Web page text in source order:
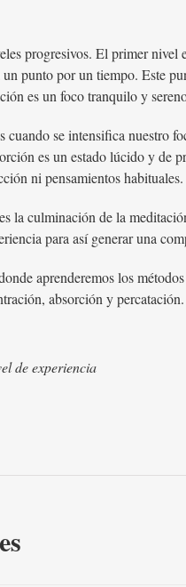
progresivos. El primer nivel
punto por un tiempo. Este
es un foco tranquilo y
cuando se intensifica nuestro
es un estado lúcido y de
ni pensamientos habituales.
la culminación de la
para así generar una
aprenderemos los
absorción y percatación.
de experiencia